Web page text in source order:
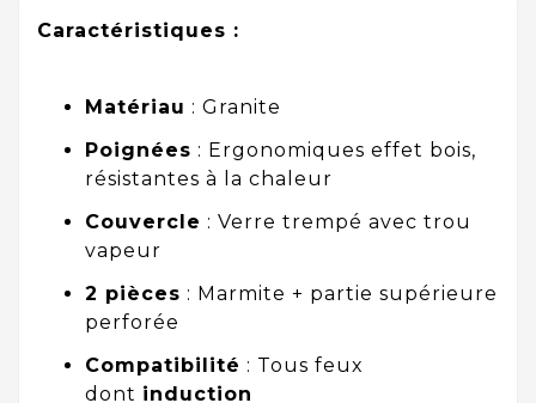
Caractéristiques :
Matériau : Granite
Poignées : Ergonomiques effet bois,
résistantes à la chaleur
Couvercle : Verre trempé avec trou
vapeur
2 pièces : Marmite + partie supérieure
perforée
Compatibilité : Tous feux
dont induction